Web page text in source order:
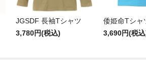
JGSDF 長袖Tシャツ
3,780円(税込)
倭姫命Tシャ
3,690円(税